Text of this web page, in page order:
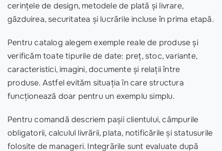
cerințele de design, metodele de plată și livrare,
găzduirea, securitatea și lucrările incluse în prima etapă.
Pentru catalog alegem exemple reale de produse și
verificăm toate tipurile de date: preț, stoc, variante,
caracteristici, imagini, documente și relații între
produse. Astfel evităm situația în care structura
funcționează doar pentru un exemplu simplu.
Pentru comandă descriem pașii clientului, câmpurile
obligatorii, calculul livrării, plata, notificările și statusurile
folosite de manageri. Integrările sunt evaluate după